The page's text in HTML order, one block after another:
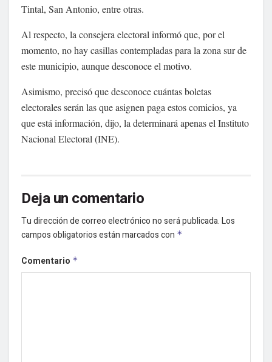
Tintal, San Antonio, entre otras.
Al respecto, la consejera electoral informó que, por el
momento, no hay casillas contempladas para la zona sur de
este municipio, aunque desconoce el motivo.
Asimismo, precisó que desconoce cuántas boletas
electorales serán las que asignen paga estos comicios, ya
que está información, dijo, la determinará apenas el Instituto
Nacional Electoral (INE).
Deja un comentario
Tu dirección de correo electrónico no será publicada.Los
campos obligatorios están marcados con *
Comentario *